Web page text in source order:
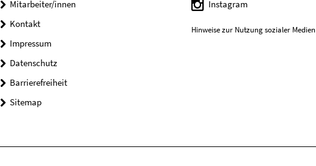
Mitarbeiter/innen
Kontakt
Impressum
Datenschutz
Barrierefreiheit
Sitemap
Instagram
Hinweise zur Nutzung sozialer Medien